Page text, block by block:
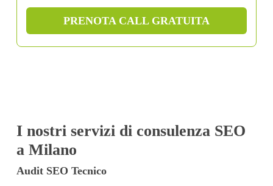
PRENOTA CALL GRATUITA
I nostri servizi di consulenza SEO
a Milano
Audit SEO Tecnico